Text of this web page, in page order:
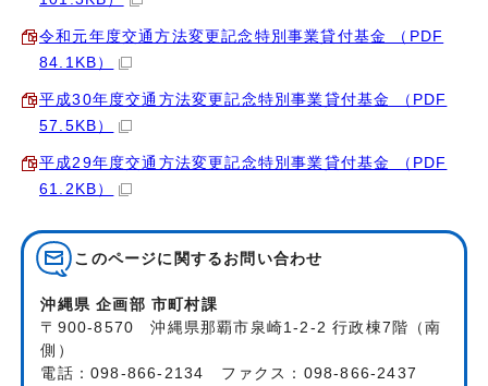
令和元年度交通方法変更記念特別事業貸付基金 （PDF
84.1KB）
平成30年度交通方法変更記念特別事業貸付基金 （PDF
57.5KB）
平成29年度交通方法変更記念特別事業貸付基金 （PDF
61.2KB）
このページに関する お問い合わせ
沖縄県 企画部 市町村課
〒900-8570 沖縄県那覇市泉崎1-2-2 行政棟7階（南
側）
電話：098-866-2134 ファクス：098-866-2437